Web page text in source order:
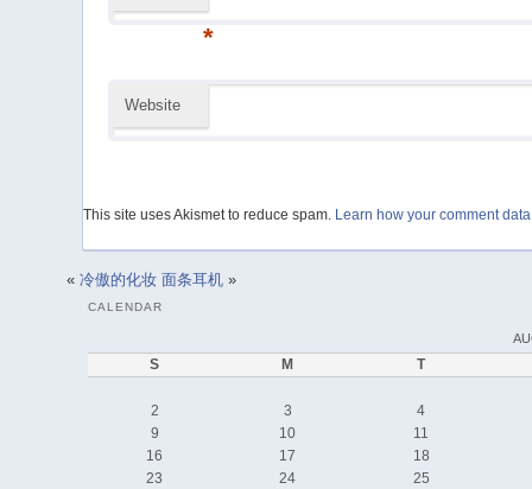
*
Website
This site uses Akismet to reduce spam. Learn how your comment
« 冷傲的化妆 面条耳机»
CALENDAR
S M T
2 3
4
9
10
11
16
17
18
23
24
25